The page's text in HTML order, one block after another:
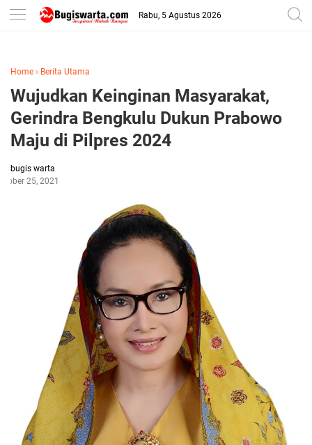
-->
Rabu, 5 Agustus 2026
Home › Berita Utama
Wujudkan Keinginan Masyarakat,
Gerindra Bengkulu Dukun Prabowo
Maju di Pilpres 2024
bugis warta
25, 2021